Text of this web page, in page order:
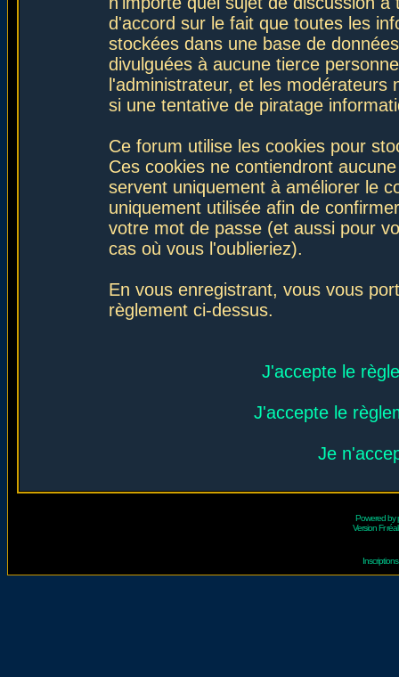
d'accord sur le fait que toutes les
stockées dans une base de
divulguées à aucune tierce
l'administrateur, et les
si une tentative de piratage
Ce forum utilise les cookies pour
Ces cookies ne contiendront
servent uniquement à améliorer le
uniquement utilisée afin de
votre mot de passe (et aussi pour
cas où vous l'oublieriez).
En vous enregistrant, vous vous
règlement ci-dessus.
J'accepte le
J'accepte le
Je
Powered by
Version Fr